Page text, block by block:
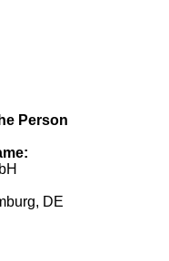
Person
DE